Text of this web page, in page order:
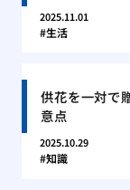
2025.11.01
生活
供花を一対で
意点
2025.10.29
知識